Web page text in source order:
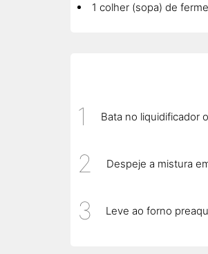
1 colher (sopa) de
Bata no liquidificador
Despeje a mistura
Leve ao forno